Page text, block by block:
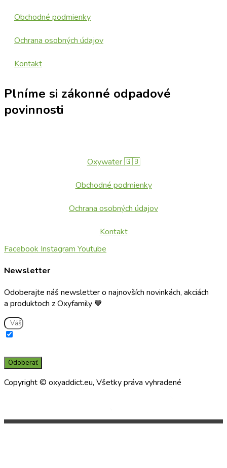
Obchodné podmienky
Ochrana osobných údajov
Kontakt
Plníme si zákonné odpadové
povinnosti
Oxywater 🇬🇧
Obchodné podmienky
Ochrana osobných údajov
Kontakt
Facebook Instagram Youtube
Newsletter
Odoberajte náš newsletter o najnovších novinkách, akciách
a produktoch z Oxyfamily 💙
Odoberať
Copyright © oxyaddict.eu, Všetky práva vyhradené